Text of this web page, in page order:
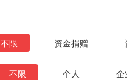
不限 资金捐赠
不限 个人 企